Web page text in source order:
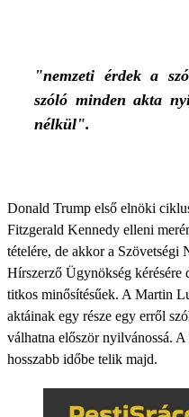
"nemzeti érdek a
szóló minden akta
nélkül".
Donald Trump első elnöki
Fitzgerald Kennedy elleni
tételére, de akkor a
Hírszerző Ügynökség kérésére
titkos minősítésűek. A Martin
aktáinak egy része egy erről
válhatna először nyilvánossá.
hosszabb időbe telik majd.